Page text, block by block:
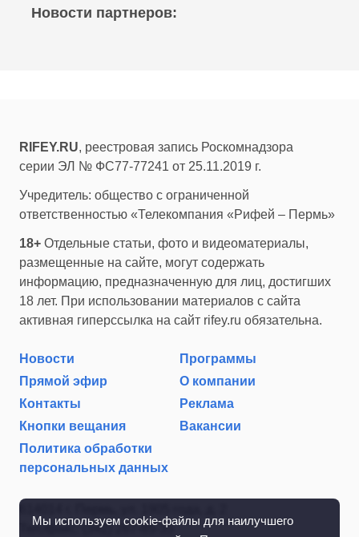
Мы используем cookie-файлы для наилучшего
Новости партнеров:
RIFEY.RU, реестровая запись Роскомнадзора
серии ЭЛ № ФС77-77241 от 25.11.2019 г.
Учредитель: общество с ограниченной
ответственностью «Телекомпания «Рифей – Пермь»
18+ Отдельные статьи, фото и видеоматериалы,
размещенные на сайте, могут содержать
информацию, предназначенную для лиц, достигших
18 лет. При использовании материалов с сайта
активная гиперссылка на сайт rifey.ru обязательна.
Новости
Программы
Прямой эфир
О компании
Контакты
Реклама
Кнопки вещания
Вакансии
Политика обработки
персональных данных
Тел./факс: (342) 267-85-35